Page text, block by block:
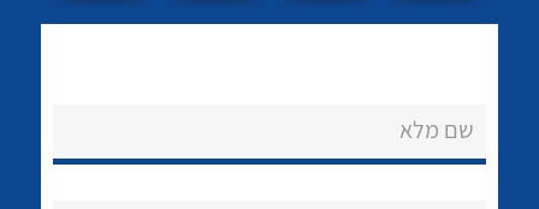
שם מלא